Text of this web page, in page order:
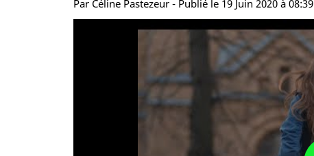
Par Céline Pastezeur - Publié le 19 Juin 2020 à 08:39